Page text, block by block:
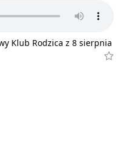
Klub Rodzica z 8 sierpnia